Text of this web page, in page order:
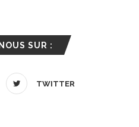
SUR :
TWITTER